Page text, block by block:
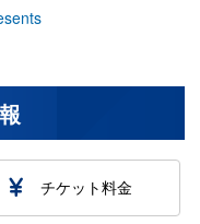
チケット料金